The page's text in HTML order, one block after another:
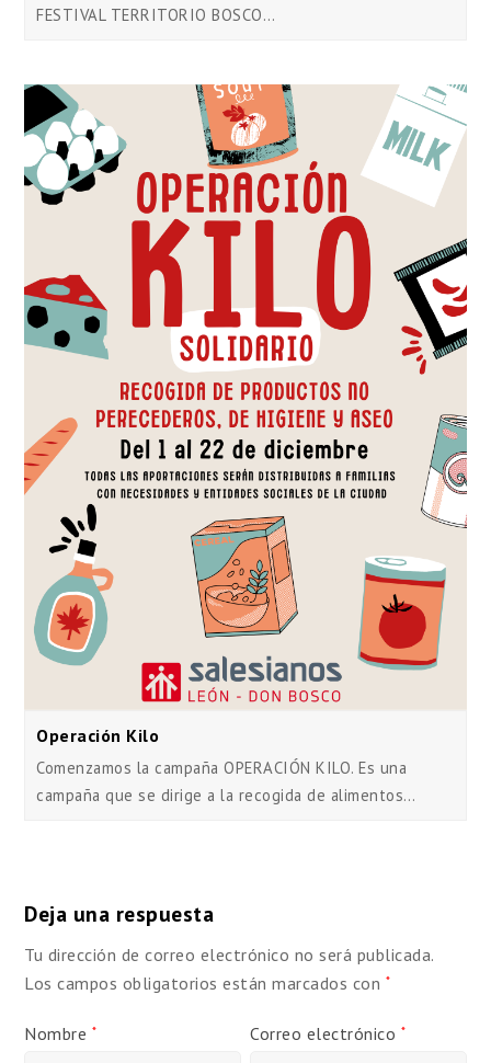
FESTIVAL TERRITORIO BOSCO…
Operación Kilo
Comenzamos la campaña OPERACIÓN KILO. Es una
campaña que se dirige a la recogida de alimentos…
Deja una respuesta
Tu dirección de correo electrónico no será publicada.
Los campos obligatorios están marcados con *
Nombre * Correo electrónico *